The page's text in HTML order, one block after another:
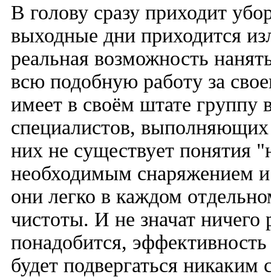
В голову сразу приходит
выходные дни приходится
реальная возможность
всю подобную работу за
имеет в своём штате
специалистов,
них не существует понятия
необходимым снаряжением
они легко в каждом
чистоты. И не значат
понадобится,
будет подвергаться